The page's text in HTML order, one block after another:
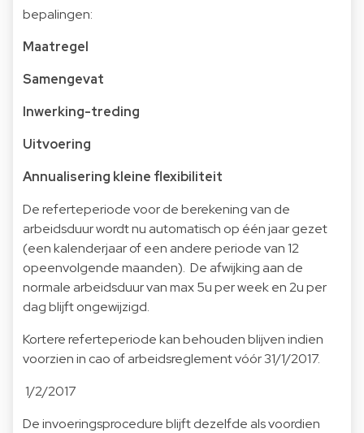
bepalingen:
Maatregel
Samengevat
Inwerking-treding
Uitvoering
Annualisering kleine flexibiliteit
De referteperiode voor de berekening van de
arbeidsduur wordt nu automatisch op één jaar gezet
(een kalenderjaar of een andere periode van 12
opeenvolgende maanden). De afwijking aan de
normale arbeidsduur van max 5u per week en 2u per
dag blijft ongewijzigd.
Kortere referteperiode kan behouden blijven indien
voorzien in cao of arbeidsreglement vóór 31/1/2017.
1/2/2017
De invoeringsprocedure blijft dezelfde als voordien